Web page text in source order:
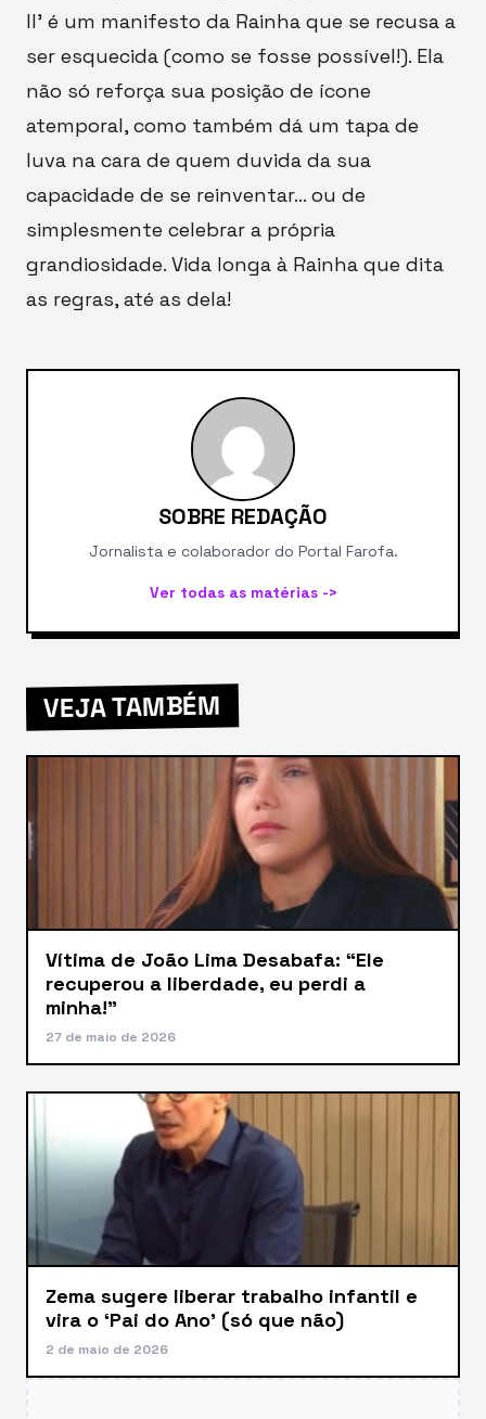
II’ é um manifesto da Rainha que se recusa a
ser esquecida (como se fosse possível!). Ela
não só reforça sua posição de ícone
atemporal, como também dá um tapa de
luva na cara de quem duvida da sua
capacidade de se reinventar… ou de
simplesmente celebrar a própria
grandiosidade. Vida longa à Rainha que dita
as regras, até as dela!
SOBRE REDAÇÃO
Jornalista e colaborador do Portal Farofa.
Ver todas as matérias ->
VEJA TAMBÉM
Vítima de João Lima Desabafa: “Ele
recuperou a liberdade, eu perdi a
minha!”
27 de maio de 2026
Zema sugere liberar trabalho infantil e
vira o ‘Pai do Ano’ (só que não)
2 de maio de 2026